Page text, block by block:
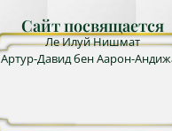
Сайт посвящается
Ле Илуй Нишмат
Артур-Давид бен Аарон-